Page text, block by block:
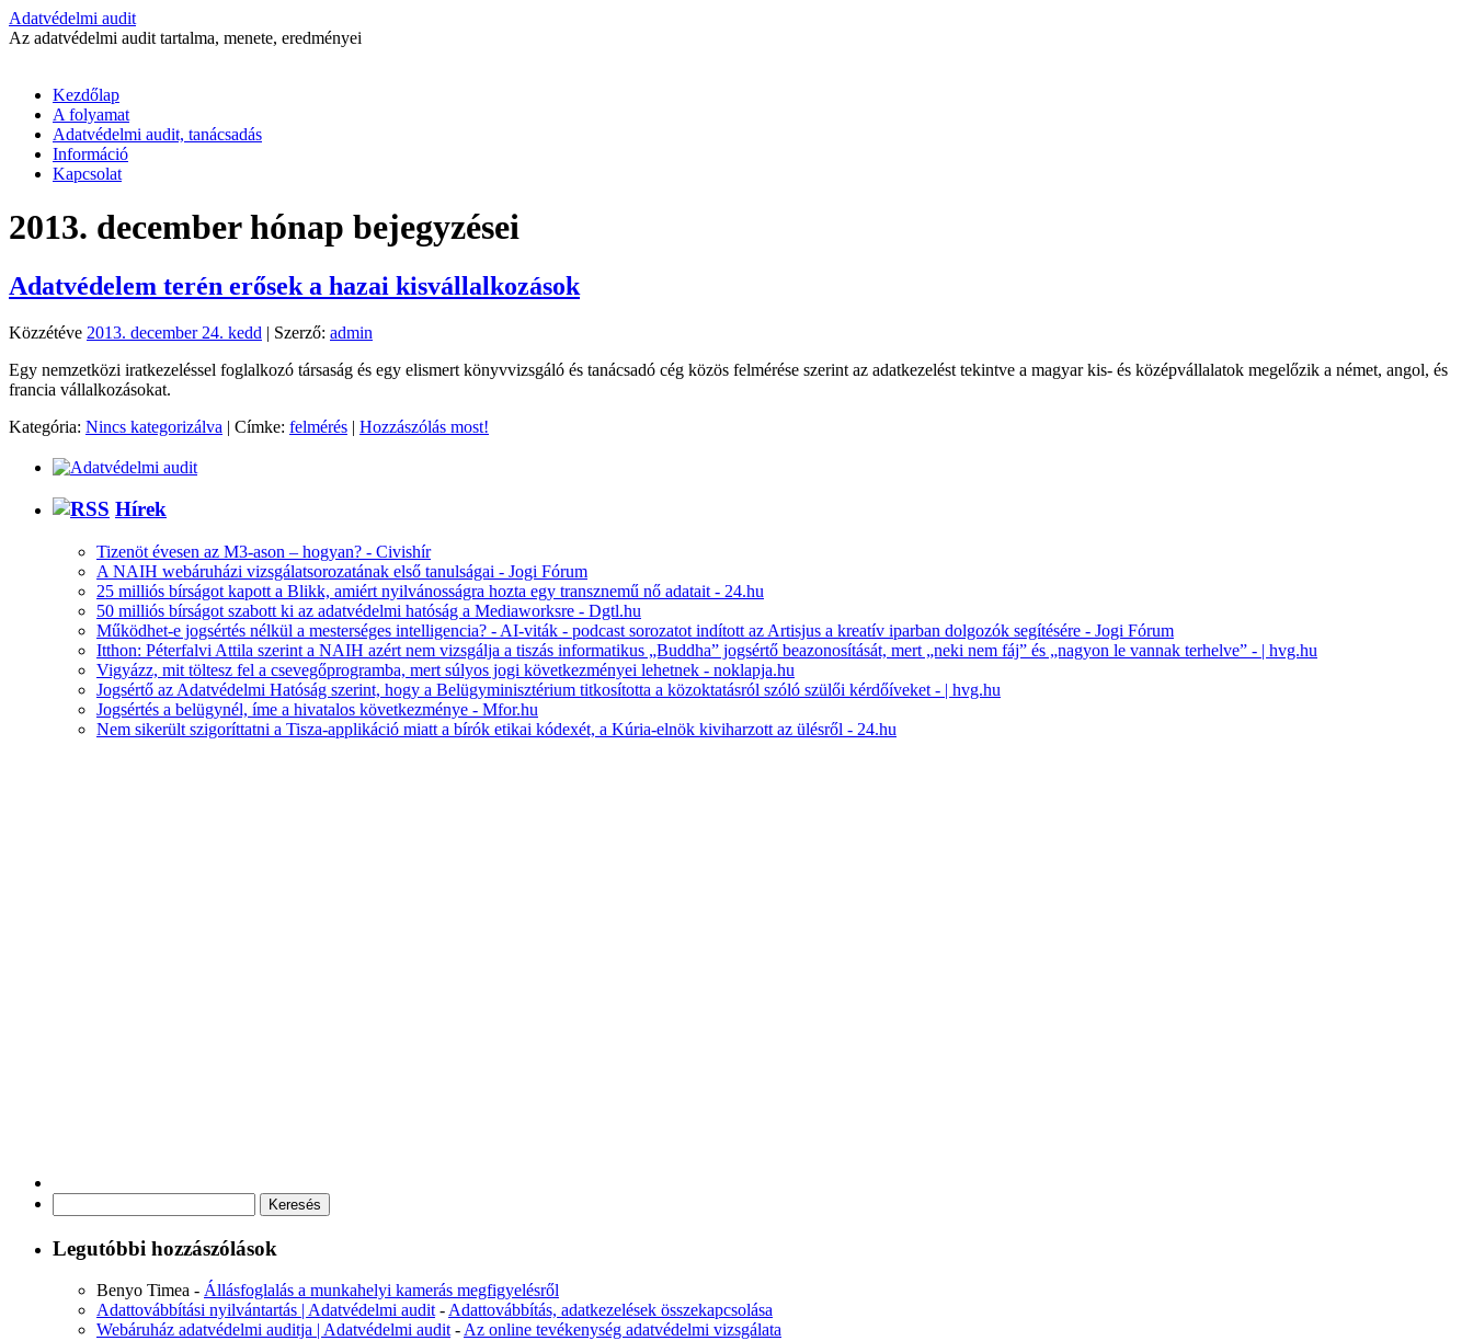
Adatvédelmi audit
Az adatvédelmi audit tartalma, menete, eredményei
Kilépés
tartalomba
Kezdőlap
A folyamat
Adatvédelmi audit, tanácsadás
Információ
Kapcsolat
2013. decemberhónap bejegyzései
Adatvédelem terén erősek a hazai kisvállalkozások
Közzétéve 2013. december 24. kedd | Szerző: admin
Egy nemzetközi iratkezeléssel foglalkozó társaság és egy elismert könyvvizsgáló és tanácsadó cég közös felmérése szerint az adatkezelést tekintve a magyar kis- és középvállalatok megelőzik a német, angol, és
francia vállalkozásokat.
Kategória: Nincs kategorizálva | Címke: felmérés | Hozzászólás most!
Hírek
Tizenöt évesen az M3-ason – hogyan? - Civishír
A NAIH webáruházi vizsgálatsorozatának első tanulságai - Jogi Fórum
25 milliós bírságot kapott a Blikk, amiért nyilvánosságra hozta egy transznemű nő adatait - 24.hu
50 milliós bírságot szabott ki az adatvédelmi hatóság a Mediaworksre - Dgtl.hu
Működhet-e jogsértés nélkül a mesterséges intelligencia? - AI-viták - podcast sorozatot indított az Artisjus a kreatív iparban dolgozók segítésére - Jogi Fórum
Itthon: Péterfalvi Attila szerint a NAIH azért nem vizsgálja a tiszás informatikus „Buddha” jogsértő beazonosítását, mert „neki nem fáj” és „nagyon le vannak terhelve” - | hvg.hu
Vigyázz, mit töltesz fel a csevegőprogramba, mert súlyos jogi következményei lehetnek - noklapja.hu
Jogsértő az Adatvédelmi Hatóság szerint, hogy a Belügyminisztérium titkosította a közoktatásról szóló szülői kérdőíveket - | hvg.hu
Jogsértés a belügynél, íme a hivatalos következménye - Mfor.hu
Nem sikerült szigoríttatni a Tisza-applikáció miatt a bírók etikai kódexét, a Kúria-elnök kiviharzott az ülésről - 24.hu
Legutóbbi hozzászólások
Benyo Timea - Állásfoglalás a munkahelyi kamerás megfigyelésről
Adattovábbítási nyilvántartás | Adatvédelmi audit - Adattovábbítás, adatkezelések összekapcsolása
Webáruház adatvédelmi auditja | Adatvédelmi audit - Az online tevékenység adatvédelmi vizsgálata